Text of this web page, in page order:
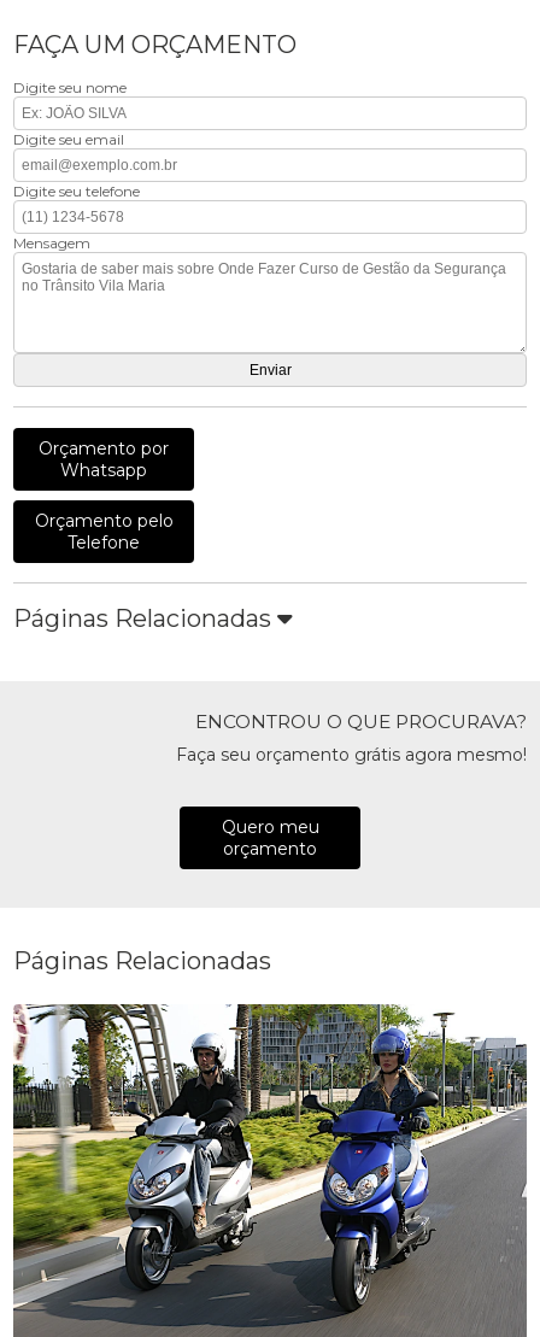
FAÇA UM ORÇAMENTO
Digite seu nome
Digite seu email
Digite seu telefone
Mensagem
Orçamento por
Whatsapp
Orçamento pelo
Telefone
Páginas Relacionadas
ENCONTROU O QUE PROCURAVA?
Faça seu orçamento grátis agora mesmo!
Quero meu
orçamento
Páginas Relacionadas